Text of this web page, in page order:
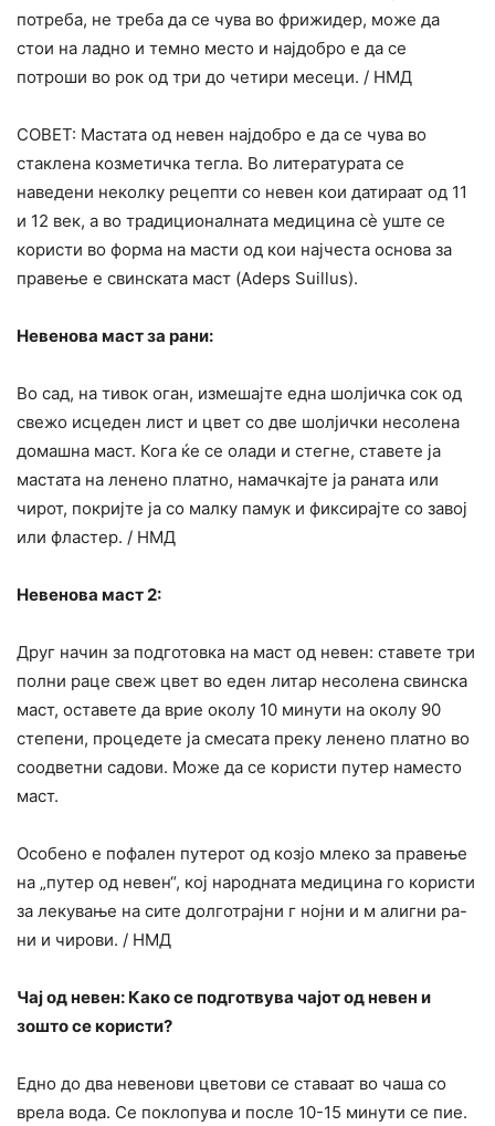
потреба, не треба да се чува во фрижидер, може да
стои на ладно и темно место и најдобро е да се
потроши во рок од три до четири месеци. / НМД
СОВЕТ: Мастата од невен најдобро е да се чува во
стаклена козметичка тегла. Во литературата се
наведени неколку рецепти со невен кои датираат од 11
и 12 век, а во традиционалната медицина сè уште се
користи во форма на масти од кои најчеста основа за
правење е свинската маст (Adeps Suillus).
Невенова маст за рани:
Во сад, на тивок оган, измешајте една шолјичка сок од
свежо исцеден лист и цвет со две шолјички несолена
домашна маст. Кога ќе се олади и стегне, ставете ја
мастата на ленено платно, намачкајте ја раната или
чирот, покријте ја со малку памук и фиксирајте со завој
или фластер. / НМД
Невенова маст 2:
Друг начин за подготовка на маст од невен: ставете три
полни раце свеж цвет во еден литар несолена свинска
маст, оставете да врие околу 10 минути на околу 90
степени, процедете ја смесата преку ленено платно во
соодветни садови. Може да се користи путер наместо
маст.
Особено е пофален путерот од козјо млеко за правење
на „путер од невен“, кој народната медицина го користи
за лекување на сите долготрајни г нојни и м алигни ра-
ни и чирови. / НМД
Чај од невен: Како се подготвува чајот од невен и
зошто се користи?
Едно до два невенови цветови се ставаат во чаша со
врела вода. Се поклопува и после 10-15 минути се пие.